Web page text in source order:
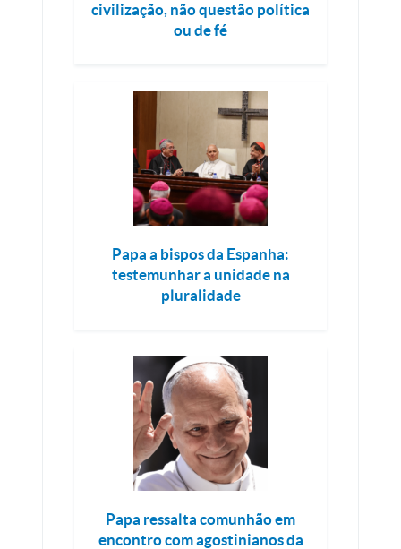
civilização, não questão política
ou de fé
Papa a bispos da Espanha:
testemunhar a unidade na
pluralidade
Papa ressalta comunhão em
encontro com agostinianos da